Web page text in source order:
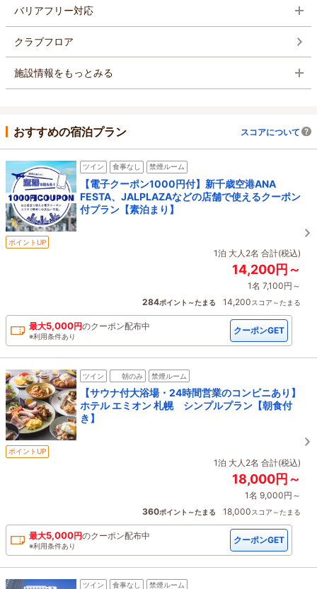
バリアフリー対応
クラブフロア
施設情報をもっとみる
おすすめの宿泊プラン スコアについて
ツイン 食事なし 禁煙ルーム
【電子クーポン1000円付】新千歳空港ANA
FESTA、JALPLAZAなどの店舗で使えるクーポン
付プラン【素泊まり】
ポイントUP
1泊 大人2名 合計(税込)
14,200円～
1名 7,100円～
284ポイント～たまる 14,200スコア～たまる
最大5,000円のクーポン配布中
※利用条件あり
クーポンGET
ツイン 朝のみ 禁煙ルーム
【サウナ付大浴場・24時間営業のコンビニあり】
ホテル エミオン 札幌 シンプルプラン【朝食付
き】
ポイントUP
1泊 大人2名 合計(税込)
18,000円～
1名 9,000円～
360ポイント～たまる 18,000スコア～たまる
最大5,000円のクーポン配布中
※利用条件あり
クーポンGET
ツイン 食事なし 禁煙ルーム